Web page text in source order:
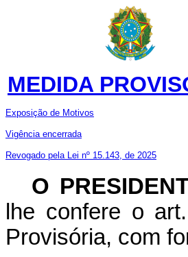
MEDIDA
Exposição de Motivos
Vigência encerrada
Revogado pela Lei nº 15.143, de 2025
O
lhe confere o
Provisória, com